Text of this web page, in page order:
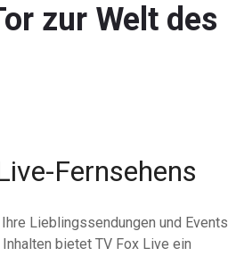
zur Welt des
Fernsehens
Lieblingssendungen und Events
bietet TV Fox Live ein